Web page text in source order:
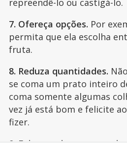
repreendê-lo ou castigá-lo.
7. Ofereça opções. Por
permita que ela escolha
fruta.
8. Reduza quantidades.
se coma um prato inteiro
coma somente algumas
vez já está bom e felicite
fizer.